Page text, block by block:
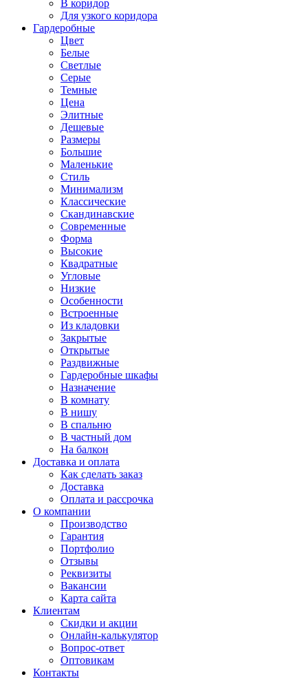
В коридор
Для узкого коридора
Гардеробные
Цвет
Белые
Светлые
Серые
Темные
Цена
Элитные
Дешевые
Размеры
Большие
Маленькие
Стиль
Минимализм
Классические
Скандинавские
Современные
Форма
Высокие
Квадратные
Угловые
Низкие
Особенности
Встроенные
Из кладовки
Закрытые
Открытые
Раздвижные
Гардеробные шкафы
Назначение
В комнату
В нишу
В спальню
В частный дом
На балкон
Доставка и оплата
Как сделать заказ
Доставка
Оплата и рассрочка
О компании
Производство
Гарантия
Портфолио
Отзывы
Реквизиты
Вакансии
Карта сайта
Клиентам
Скидки и акции
Онлайн-калькулятор
Вопрос-ответ
Оптовикам
Контакты